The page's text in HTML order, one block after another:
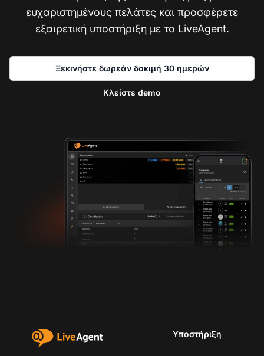
ευχαριστημένους πελάτες και προσφέρετε
εξαιρετική υποστήριξη με το LiveAgent.
Ξεκινήστε δωρεάν δοκιμή 30 ημερών
Κλείστε demo
Υποστήριξη